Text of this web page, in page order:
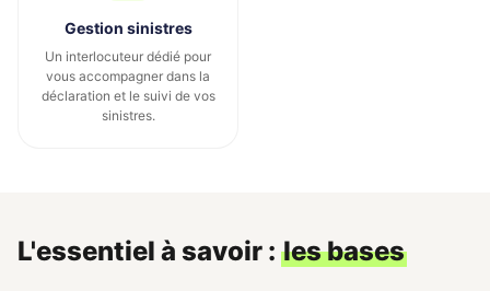
Gestion sinistres
Un interlocuteur dédié pour
vous accompagner dans la
déclaration et le suivi de vos
sinistres.
L'essentiel à savoir : les bases